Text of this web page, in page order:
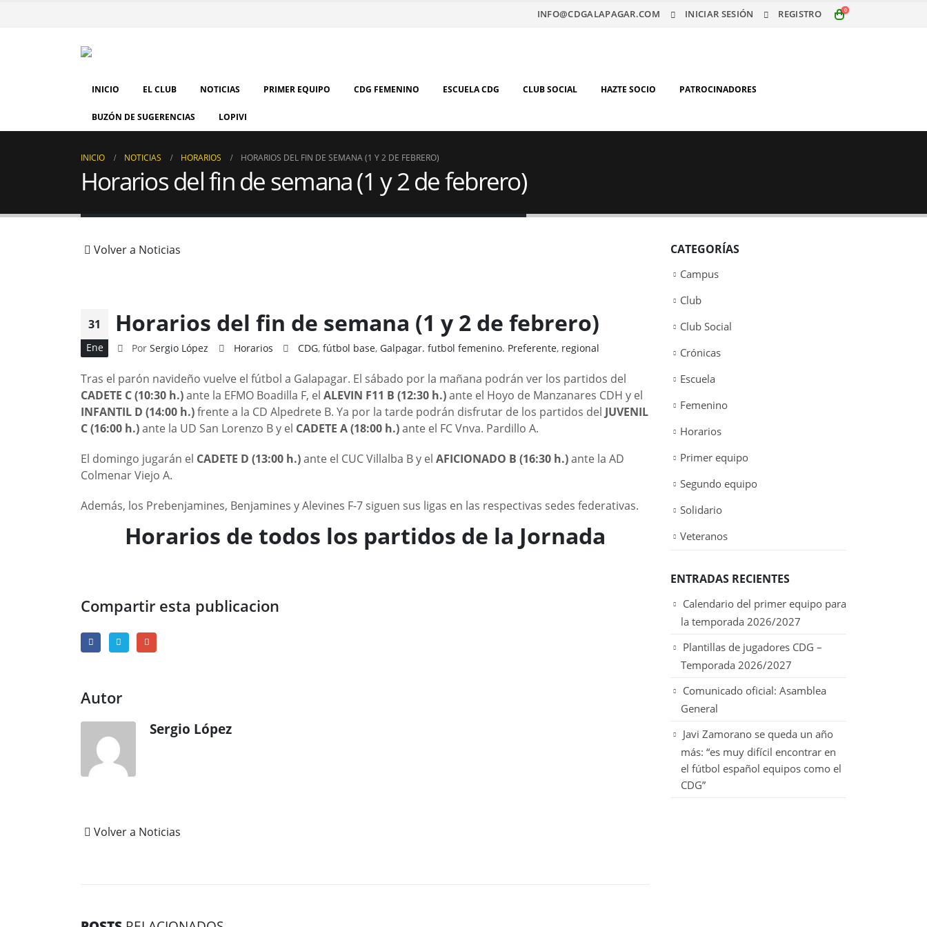
INFO@CDGALAPAGAR.COM INICIAR SESIÓN REGISTRO 0
INICIO EL CLUB NOTICIAS PRIMER EQUIPO CDG FEMENINO ESCUELA CDG CLUB SOCIAL HAZTE SOCIO PATROCINADORES
BUZÓN DE SUGERENCIAS LOPIVI
INICIO NOTICIAS HORARIOS HORARIOS DEL FIN DE SEMANA (1 Y 2 DE FEBRERO)
Horarios del fin de semana (1 y 2 de febrero)
Volver a Noticias
31
Ene
Horarios del fin de semana (1 y 2 de febrero)
Por Sergio López Horarios CDG,fútbol base,Galpagar. futbol femenino. Preferente, regional
Tras el parón navideño vuelve el fútbol a Galapagar. El sábado por la mañana podrán ver los partidos del
CADETE C (10:30 h.)ante la EFMO Boadilla F, el ALEVIN F11 B (12:30 h.)ante el Hoyo de Manzanares CDH y el
INFANTIL D (14:00 h.)frente a la CD Alpedrete B. Ya por la tarde podrán disfrutar de los partidos del JUVENIL
C (16:00 h.)ante la UD San Lorenzo B y el CADETE A (18:00 h.)ante el FC Vnva. Pardillo A.
El domingo jugarán el CADETE D (13:00 h.)ante el CUC Villalba B y el AFICIONADO B (16:30 h.)ante la AD
Colmenar Viejo A.
Además, los Prebenjamines, Benjamines y Alevines F-7 siguen sus ligas en las respectivas sedes federativas.
Horarios de todos los partidos de la Jornada
Compartir esta publicacion
Autor
Sergio López
Volver a Noticias
CATEGORÍAS
Campus
Club
Club Social
Crónicas
Escuela
Femenino
Horarios
Primer equipo
Segundo equipo
Solidario
Veteranos
ENTRADAS RECIENTES
Calendario del primer equipo para
la temporada 2026/2027
Plantillas de jugadores CDG –
Temporada 2026/2027
Comunicado oficial: Asamblea
General
Javi Zamorano se queda un año
más: “es muy difícil encontrar en
el fútbol español equipos como el
CDG”